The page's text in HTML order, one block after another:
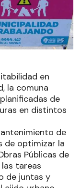
en
la comuna
de
en distintos
de
de optimizar la
Públicas de
tareas
de juntas y